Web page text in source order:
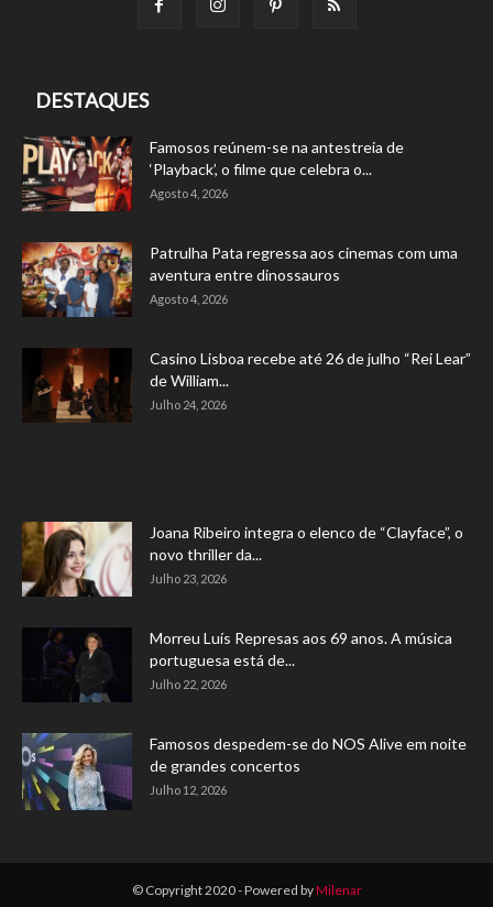
DESTAQUES
Famosos reúnem-se na antestreia de
‘Playback’, o filme que celebra o...
Agosto 4, 2026
Patrulha Pata regressa aos cinemas com uma
aventura entre dinossauros
Agosto 4, 2026
Casino Lisboa recebe até 26 de julho “Rei Lear”
de William...
Julho 24, 2026
Joana Ribeiro integra o elenco de “Clayface”, o
novo thriller da...
Julho 23, 2026
Morreu Luís Represas aos 69 anos. A música
portuguesa está de...
Julho 22, 2026
Famosos despedem-se do NOS Alive em noite
de grandes concertos
Julho 12, 2026
© Copyright 2020 - Powered byMilenar